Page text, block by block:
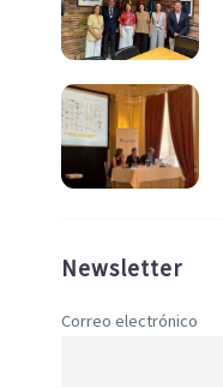
Newsletter
Correo electrónico